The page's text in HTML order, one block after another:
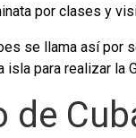
por clases y
se llama así por
para realizar la
de